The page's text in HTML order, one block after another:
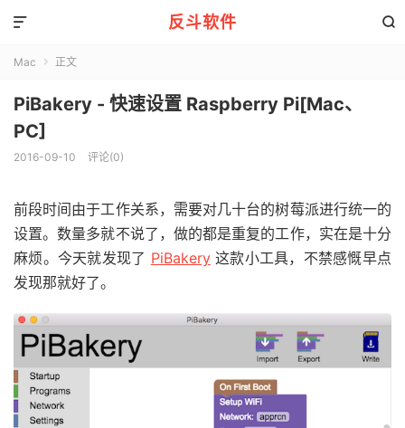
反斗软件 

Mac  正文
PiBakery - 快速设置 Raspberry Pi[Mac、
PC]
2016-09-10 评论(0)
前段时间由于工作关系，需要对几十台的树莓派进行统一的
设置。数量多就不说了，做的都是重复的工作，实在是十分
麻烦。今天就发现了 PiBakery这款小工具，不禁感慨早点
发现那就好了。